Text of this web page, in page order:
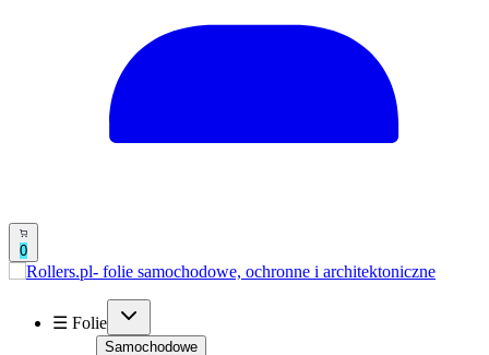
0
☰ Folie
Samochodowe